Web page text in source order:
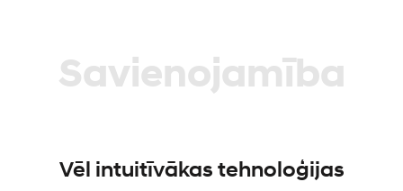
Savienojamība
Vēl intuitīvākas tehnoloģijas